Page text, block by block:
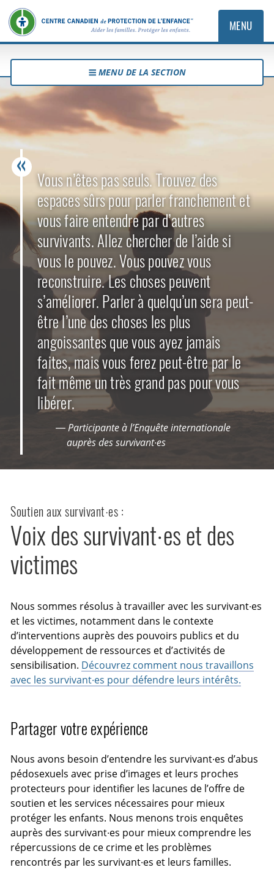
MENU
MENU DE LA SECTION
Vous n’êtes pas seuls. Trouvez des
espaces sûrs pour parler franchement et
vous faire entendre par d’autres
survivants. Allez chercher de l’aide si
vous le pouvez. Vous pouvez vous
reconstruire. Les choses peuvent
s’améliorer. Parler à quelqu’un sera peut-
être l’une des choses les plus
angoissantes que vous ayez jamais
faites, mais vous ferez peut-être par le
fait même un très grand pas pour vous
libérer.
— Participante à l’Enquête internationale
auprès des survivant·es
Soutien aux survivant·es :
Voix des survivant·es et des
victimes
Nous sommes résolus à travailler avec les survivant·es
et les victimes, notamment dans le contexte
d’interventions auprès des pouvoirs publics et du
développement de ressources et d’activités de
sensibilisation. Découvrez comment nous travaillons
avec les survivant·es pour défendre leurs intérêts.
Partager votre expérience
Nous avons besoin d’entendre les survivant·es d’abus
pédosexuels avec prise d’images et leurs proches
protecteurs pour identifier les lacunes de l’offre de
soutien et les services nécessaires pour mieux
protéger les enfants. Nous menons trois enquêtes
auprès des survivant·es pour mieux comprendre les
répercussions de ce crime et les problèmes
rencontrés par les survivant·es et leurs familles.